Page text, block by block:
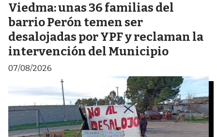
Viedma: unas 36 familias del
barrio Perón temen ser
desalojadas por YPF y reclaman la
intervención del Municipio
07/08/2026